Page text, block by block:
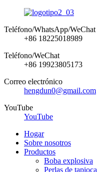
Teléfono/WhatsApp/WeChat
+86 18225018989
Teléfono/WeChat
+86 19923805173
Correo electrónico
hengdun0@gmail.com
YouTube
YouTube
Hogar
Sobre nosotros
Productos
Boba explosiva
Perlas de tapioca